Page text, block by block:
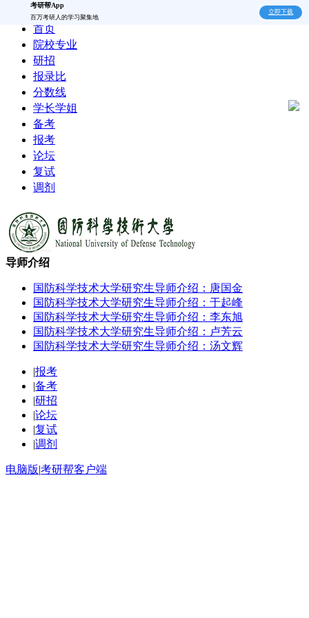
考研帮App
百万考研人的学习聚集地
立即下载
首页
院校专业
研招
报录比
分数线
学长学姐
备考
报考
论坛
复试
调剂
导师介绍
国防科学技术大学研究生导师介绍：唐国金
国防科学技术大学研究生导师介绍：于起峰
国防科学技术大学研究生导师介绍：李东旭
国防科学技术大学研究生导师介绍：卢芳云
国防科学技术大学研究生导师介绍：汤文辉
|报考
|备考
|研招
|论坛
|复试
|调剂
电脑版|考研帮客户端